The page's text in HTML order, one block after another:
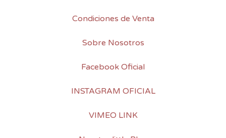
Condiciones de Venta
Sobre Nosotros
Facebook Oficial
INSTAGRAM OFICIAL
VIMEO LINK